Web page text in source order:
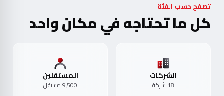
تصفح حسب الفئة
كل ما تحتاجه في مكان واحد
الشركات
18 شركة
المستقلين
9٬500 مستقل